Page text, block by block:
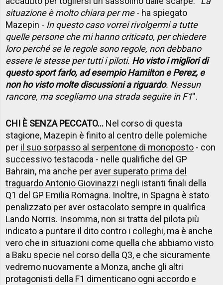
situazione è molto chiara per me- ha spiegato
Mazepin - In questo caso vorrei rivolgermi a tutte
quelle persone che mi hanno criticato, per chiedere
loro perché se le regole sono regole, non debbano
essere le stesse per tutti i piloti. Ho visto i migliori di
questo sport farlo, ad esempio Hamilton e Perez, e
non ho visto molte discussioni a riguardo. Nessun
rancore, ma scegliamo una strada seguire in F1''.
CHI È SENZA PECCATO... Nel corso di questa
stagione, Mazepin è finito al centro delle polemiche
per il suo sorpasso al serpentone di monoposto - con
successivo testacoda - nelle qualifiche del GP
Bahrain, ma anche per aver superato prima del
traguardo Antonio Giovinazzi negli istanti finali della
Q1 del GP Emilia Romagna. Inoltre, in Spagna è stato
penalizzato per aver ostacolato sempre in qualifica
Lando Norris. Insomma, non si tratta del pilota più
indicato a puntare il dito contro i colleghi, ma è anche
vero che in situazioni come quella che abbiamo visto
a Baku specie nel corso della Q3, e che sicuramente
vedremo nuovamente a Monza, anche gli altri
protagonisti della F1 dimenticano ogni accordo e